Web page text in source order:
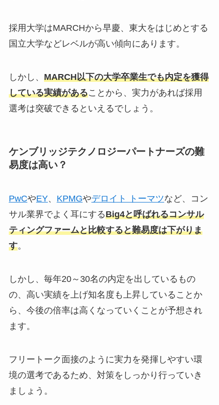
採用大学はMARCHから早慶、東大をはじめとする
国立大学などレベルが高い傾向にあります。
しかし、 MARCH以下の大学卒業生でも内定を獲得
している実績があることから、実力があれば採用
選考は突破できるといえるでしょう。
ケンブリッジテクノロジーパートナーズの難
易度は高い？
PwCやEY、 KPMGやデロイト トーマツなど、コン
サル業界でよく耳にするBig4と呼ばれるコンサル
ティングファームと比較すると難易度は下がりま
す。
しかし、毎年20～30名の内定を出しているもの
の、高い実績を上げ知名度も上昇していることか
ら、今後の倍率は高くなっていくことが予想され
ます。
フリートーク面接のように実力を発揮しやすい環
境の選考であるため、対策をしっかり行っていき
ましょう。